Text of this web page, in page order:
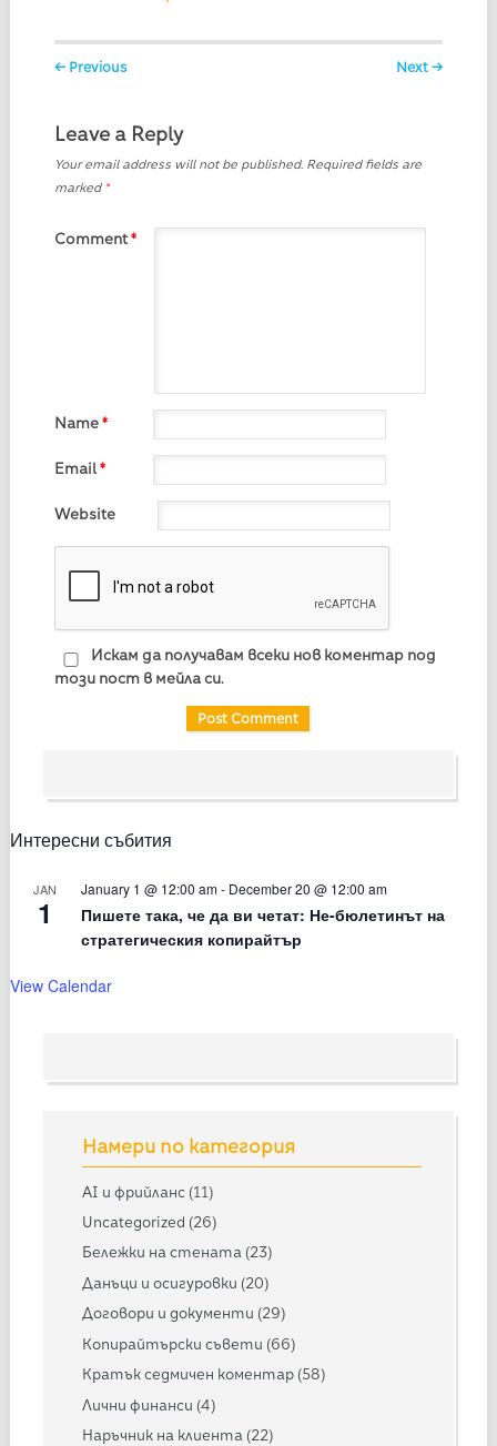
Post navigation
← Previous Next →
Leave a Reply
Your email address will not be published. Required fields are
marked *
Comment*
Name*
Email*
Website
Искам да получавам всеки нов коментар под
този пост в мейла си.
Интересни събития
JAN
1
January 1 @ 12:00 am- December 20 @ 12:00 am
Пишете така, че да ви четат: Не-бюлетинът на
стратегическия копирайтър
View Calendar
Намери по категория
AI и фрийланс (11)
Uncategorized (26)
Бележки на стената (23)
Данъци и осигуровки (20)
Договори и документи (29)
Копирайтърски съвети (66)
Кратък седмичен коментар (58)
Лични финанси (4)
Наръчник на клиента (22)